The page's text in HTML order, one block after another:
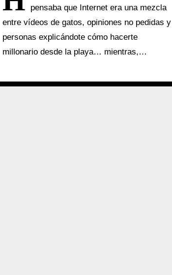
pensaba que Internet era una mezcla
entre vídeos de gatos, opiniones no pedidas y
personas explicándote cómo hacerte
millonario desde la playa… mientras,…